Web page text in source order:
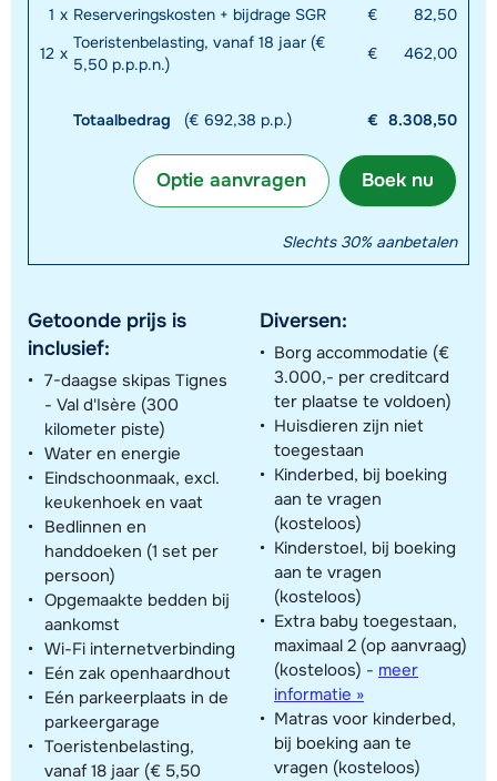
1 x Reserveringskosten + bijdrage SGR €
82,50
12 x
Toeristenbelasting, vanaf 18 jaar (€
5,50 p.p.p.n.)
€ 462,00
Totaalbedrag (€ 692,38 p.p.) € 8.308,50
Boek nu
Optie aanvragen
Slechts 30% aanbetalen
Getoonde prijs is
inclusief:
7-daagse skipas Tignes
- Val d'Isère (300
kilometer piste)
Water en energie
Eindschoonmaak, excl.
keukenhoek en vaat
Bedlinnen en
handdoeken (1 set per
persoon)
Opgemaakte bedden bij
aankomst
Wi-Fi internetverbinding
Eén zak openhaardhout
Eén parkeerplaats in de
parkeergarage
Toeristenbelasting,
vanaf 18 jaar (€ 5,50
Diversen:
Borg accommodatie (€
3.000,- per creditcard
ter plaatse te voldoen)
Huisdieren zijn niet
toegestaan
Kinderbed, bij boeking
aan te vragen
(kosteloos)
Kinderstoel, bij boeking
aan te vragen
(kosteloos)
Extra baby toegestaan,
maximaal 2 (op aanvraag)
(kosteloos) - meer
informatie »
Matras voor kinderbed,
bij boeking aan te
vragen (kosteloos)